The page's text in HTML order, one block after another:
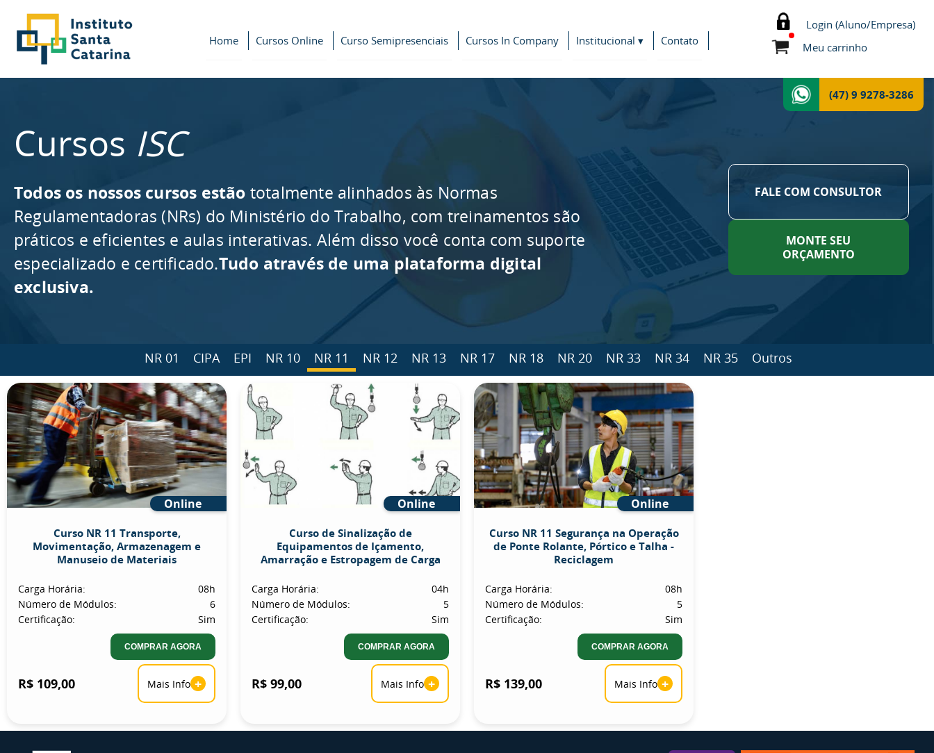
Home Cursos Online Curso Semipresenciais Cursos In Company Institucional ▾ Contato
Login (Aluno/Empresa)
Meu carrinho
(47) 9 9278-3286
Cursos ISC
Todos os nossos cursos estão totalmente alinhados às Normas
Regulamentadoras (NRs) do Ministério do Trabalho, com treinamentos são
práticos e eficientes e aulas interativas. Além disso você conta com suporte
especializado e certificado.Tudo através de uma plataforma digital
exclusiva.
FALE COM CONSULTOR
MONTE SEU
ORÇAMENTO
NR 01 CIPA EPI NR 10 NR 11 NR 12 NR 13 NR 17 NR 18 NR 20 NR 33 NR 34 NR 35 Outros
Online
Curso NR 11 Transporte,
Movimentação, Armazenagem e
Manuseio de Materiais
Carga Horária:
08h
Número de Módulos:
6
Certificação:
Sim
COMPRAR AGORA
R$ 109,00 Mais Info +
Online
Curso de Sinalização de
Equipamentos de Içamento,
Amarração e Estropagem de Carga
Carga Horária:
04h
Número de Módulos:
5
Certificação:
Sim
COMPRAR AGORA
R$ 99,00 Mais Info +
Online
Curso NR 11 Segurança na Operação
de Ponte Rolante, Pórtico e Talha -
Reciclagem
Carga Horária:
08h
Número de Módulos:
5
Certificação:
Sim
COMPRAR AGORA
R$ 139,00 Mais Info +